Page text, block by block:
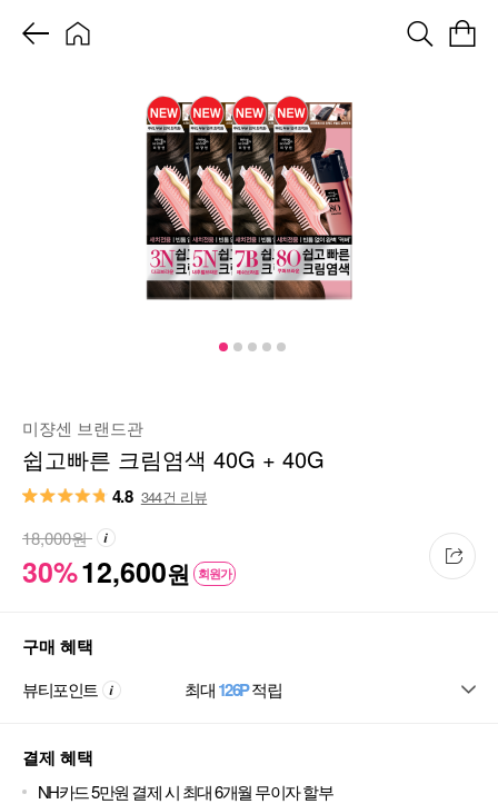
미쟝센 브랜드관
쉽고빠른 크림염색 40G + 40G
4.8 344건 리뷰
30%12,600원 회원가
18,000원
구매 혜택
뷰티포인트 최대126P적립
결제 혜택
NH카드 5만원 결제 시 최대 6개월 무이자 할부